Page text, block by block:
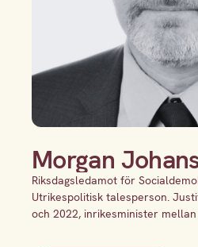
Morgan
Riksdagsledamot för
Utrikespolitisk talesperson.
och 2022, inrikesminister